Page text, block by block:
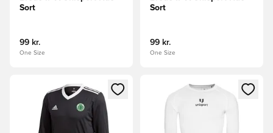
Sort
99 kr.
One Size
Sort
99 kr.
One Size
Åbner en Modal til at logge ind eller tilmelde dig som
Åbner en Modal til at logge